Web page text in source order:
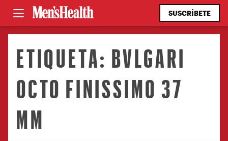
SUSCRÍBETE
ETIQUETA: BVLGARI
OCTO FINISSIMO 37
MM